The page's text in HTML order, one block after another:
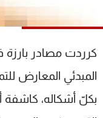
كرردت مصادر بارزة
المبدئي المعارض
بكلّ أشكاله،
شاهد البرامج
عن MTV
الإنـتـاج
لاعلاناتكم